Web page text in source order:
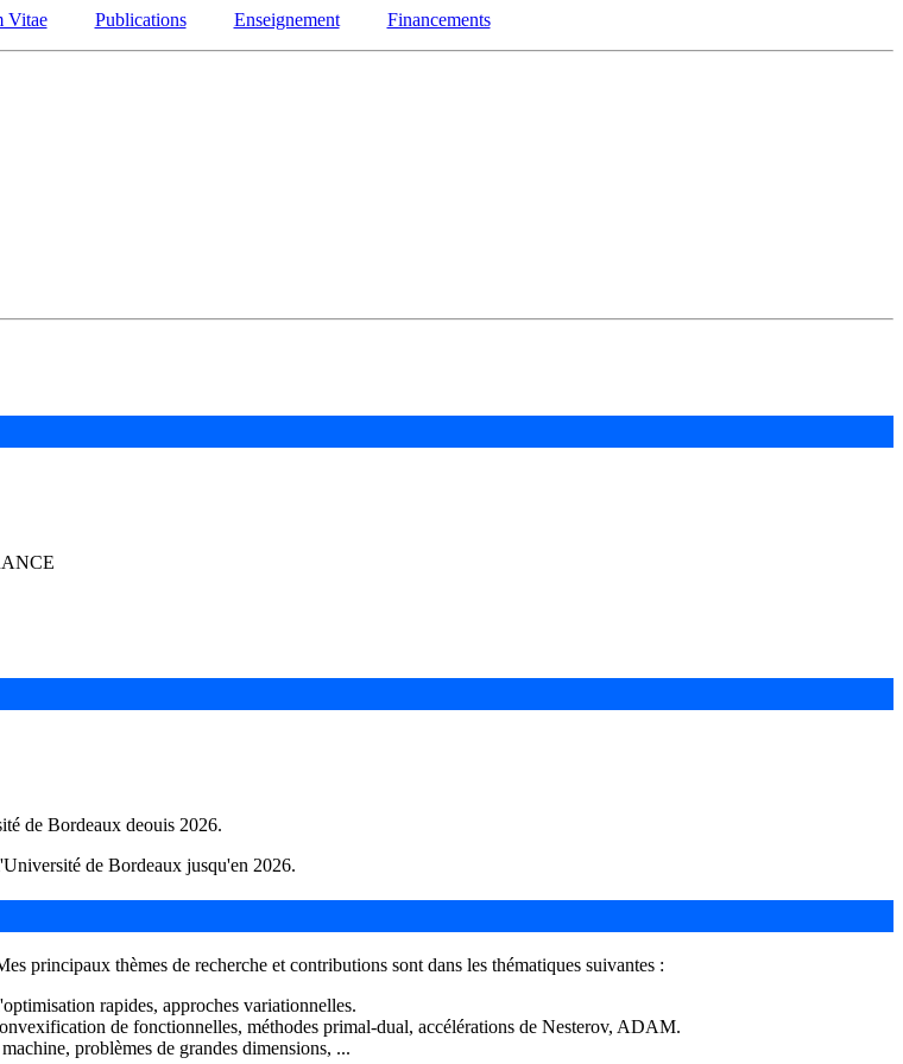
Vitae Publications Enseignement Financements
de Bordeaux deouis 2026.
de Bordeaux jusqu'en 2026.
principaux thèmes de recherche et contributions sont dans les thématiques suivantes :
rapides, approches variationnelles.
de fonctionnelles, méthodes primal-dual, accélérations de Nesterov, ADAM.
problèmes de grandes dimensions, ...